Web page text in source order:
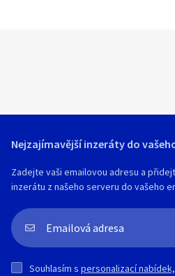
Nejzajímavější inzeráty do
Zadejte vaši emailovou adresu a
inzerátu z našeho serveru do vašeho
Souhlasím s personalizací